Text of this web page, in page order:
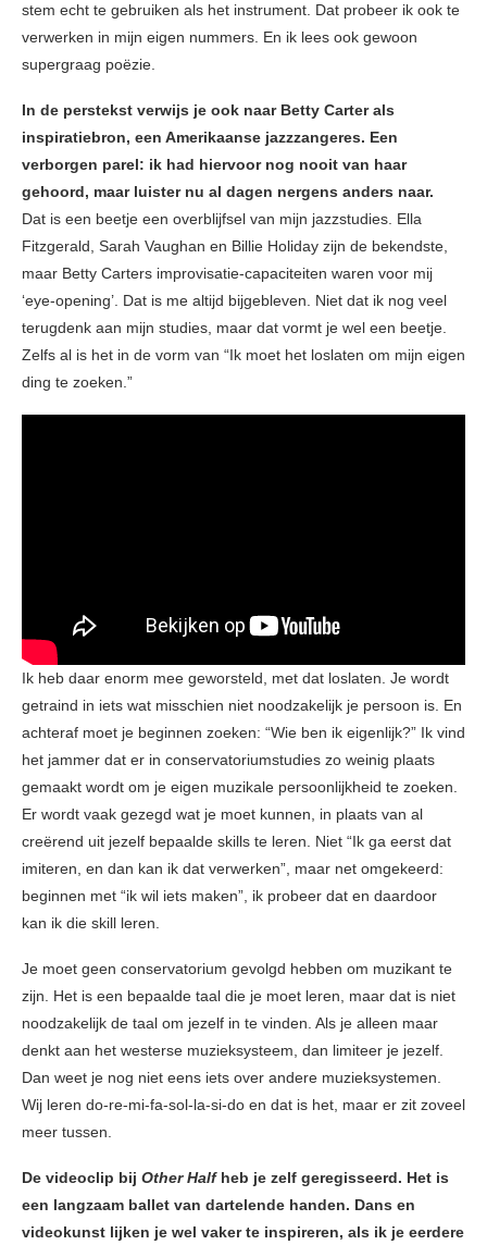
stem echt te gebruiken als het instrument. Dat probeer ik ook te
verwerken in mijn eigen nummers. En ik lees ook gewoon
supergraag poëzie.
In de perstekst verwijs je ook naar Betty Carter als
inspiratiebron, een Amerikaanse jazzzangeres. Een
verborgen parel: ik had hiervoor nog nooit van haar
gehoord, maar luister nu al dagen nergens anders naar.
Dat is een beetje een overblijfsel van mijn jazzstudies. Ella
Fitzgerald, Sarah Vaughan en Billie Holiday zijn de bekendste,
maar Betty Carters improvisatie-capaciteiten waren voor mij
‘eye-opening’. Dat is me altijd bijgebleven. Niet dat ik nog veel
terugdenk aan mijn studies, maar dat vormt je wel een beetje.
Zelfs al is het in de vorm van “Ik moet het loslaten om mijn eigen
ding te zoeken.”
Ik heb daar enorm mee geworsteld, met dat loslaten. Je wordt
getraind in iets wat misschien niet noodzakelijk je persoon is. En
achteraf moet je beginnen zoeken: “Wie ben ik eigenlijk?” Ik vind
het jammer dat er in conservatoriumstudies zo weinig plaats
gemaakt wordt om je eigen muzikale persoonlijkheid te zoeken.
Er wordt vaak gezegd wat je moet kunnen, in plaats van al
creërend uit jezelf bepaalde skills te leren. Niet “Ik ga eerst dat
imiteren, en dan kan ik dat verwerken”, maar net omgekeerd:
beginnen met “ik wil iets maken”, ik probeer dat en daardoor
kan ik die skill leren.
Je moet geen conservatorium gevolgd hebben om muzikant te
zijn. Het is een bepaalde taal die je moet leren, maar dat is niet
noodzakelijk de taal om jezelf in te vinden. Als je alleen maar
denkt aan het westerse muzieksysteem, dan limiteer je jezelf.
Dan weet je nog niet eens iets over andere muzieksystemen.
Wij leren do-re-mi-fa-sol-la-si-do en dat is het, maar er zit zoveel
meer tussen.
De videoclip bij Other Halfheb je zelf geregisseerd. Het is
een langzaam ballet van dartelende handen. Dans en
videokunst lijken je wel vaker te inspireren, als ik je eerdere